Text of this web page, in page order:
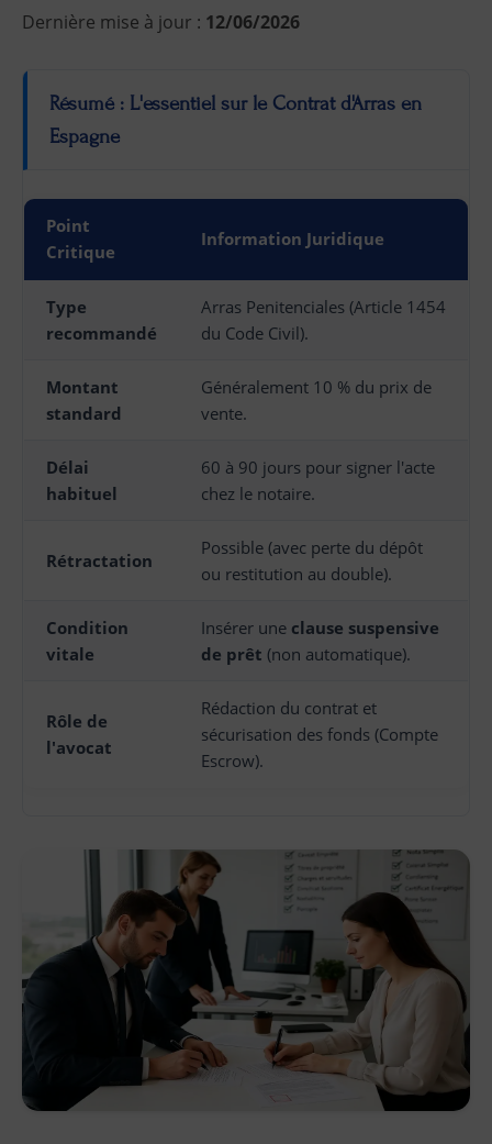
Dernière mise à jour : 12/06/2026
Résumé : L'essentiel sur le Contrat d'Arras en
Espagne
Point
Critique
Information Juridique
Type
recommandé
Arras Penitenciales (Article 1454
du Code Civil).
Montant
standard
Généralement 10 % du prix de
vente.
Délai
habituel
60 à 90 jours pour signer l'acte
chez le notaire.
Rétractation
Possible (avec perte du dépôt
ou restitution au double).
Condition
vitale
Insérer une clause suspensive
de prêt (non automatique).
Rôle de
l'avocat
Rédaction du contrat et
sécurisation des fonds (Compte
Escrow).